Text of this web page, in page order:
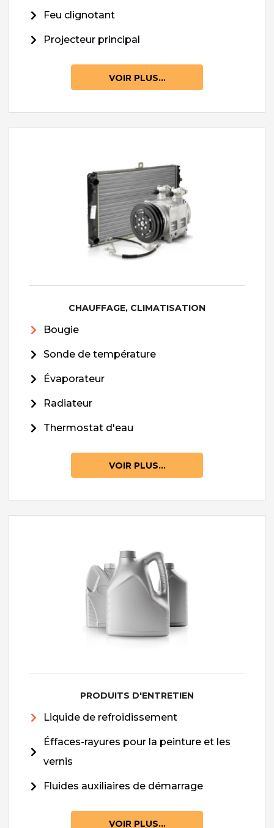
Feu clignotant
Projecteur principal
VOIR PLUS...
CHAUFFAGE, CLIMATISATION
Bougie
Sonde de température
Évaporateur
Radiateur
Thermostat d'eau
VOIR PLUS...
PRODUITS D'ENTRETIEN
Liquide de refroidissement
Éffaces-rayures pour la peinture et les
vernis
Fluides auxiliaires de démarrage
VOIR PLUS...